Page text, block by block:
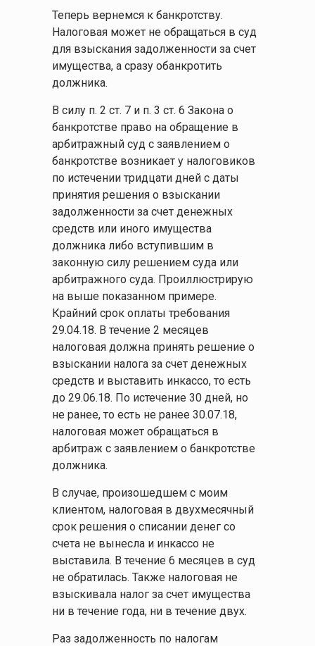
Теперь вернемся к банкротству.
Налоговая может не обращаться в суд
для взыскания задолженности за счет
имущества, а сразу обанкротить
должника.
В силу п. 2 ст. 7 и п. 3 ст. 6 Закона о
банкротстве право на обращение в
арбитражный суд с заявлением о
банкротстве возникает у налоговиков
по истечении тридцати дней с даты
принятия решения о взыскании
задолженности за счет денежных
средств или иного имущества
должника либо вступившим в
законную силу решением суда или
арбитражного суда. Проиллюстрирую
на выше показанном примере.
Крайний срок оплаты требования
29.04.18. В течение 2 месяцев
налоговая должна принять решение о
взыскании налога за счет денежных
средств и выставить инкассо, то есть
до 29.06.18. По истечение 30 дней, но
не ранее, то есть не ранее 30.07.18,
налоговая может обращаться в
арбитраж с заявлением о банкротстве
должника.
В случае, произошедшем с моим
клиентом, налоговая в двухмесячный
срок решения о списании денег со
счета не вынесла и инкассо не
выставила. В течение 6 месяцев в суд
не обратилась. Также налоговая не
взыскивала налог за счет имущества
ни в течение года, ни в течение двух.
Раз задолженность по налогам